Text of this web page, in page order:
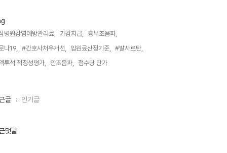
병원감염예방관리료, 가감지급,
흉부초음파,
나19,
#간호사처우개선, 입원료산정기준,
#발사르탄,
투석 적정성평가,
안초음파, 점수당 단가,
글 인기글
댓글